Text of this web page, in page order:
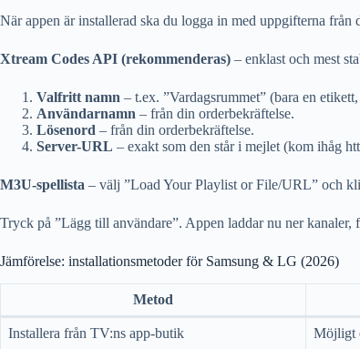
När appen är installerad ska du logga in med uppgifterna
Xtream Codes API (rekommenderas) – enklast och mest
Valfritt namn – t.ex. ”Vardagsrummet” (bara en
Användarnamn – från din orderbekräftelse.
Lösenord – från din orderbekräftelse.
Server-URL – exakt som den står i mejlet (kom ihåg
M3U-spellista – välj ”Load Your Playlist or File/URL” och
Tryck på ”Lägg till användare”. Appen laddar nu ner
Jämförelse: installationsmetoder för Samsung & LG (2026)
Metod
Installera från TV:ns app-butik Möjligt